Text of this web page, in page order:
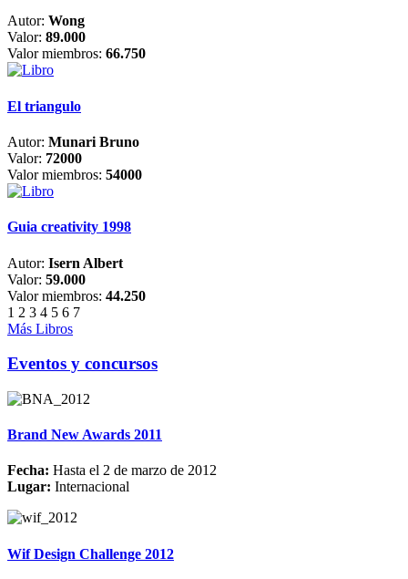
Autor: Wong
Valor: 89.000
Valor miembros: 66.750
El triangulo
Autor: Munari Bruno
Valor: 72000
Valor miembros: 54000
Guia creativity 1998
Autor: Isern Albert
Valor: 59.000
Valor miembros: 44.250
1 2 3 4 5 6 7
Más Libros
Eventos y concursos
Brand New Awards 2011
Fecha: Hasta el 2 de marzo de 2012
Lugar: Internacional
Wif Design Challenge 2012